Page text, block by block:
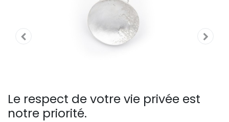
Le respect de votre vie privée est
notre priorité.